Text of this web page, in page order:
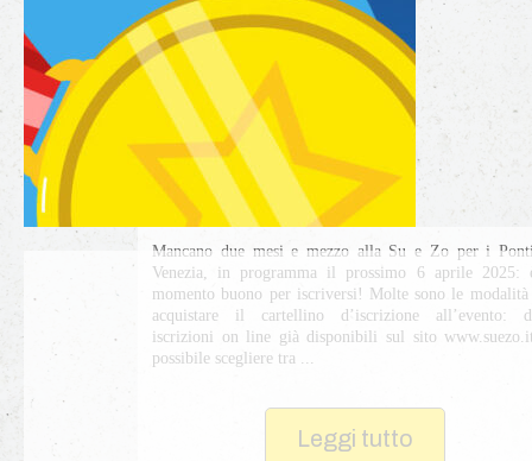
Mancano due mesi e mezzo alla Su e Zo per i
Venezia, in programma il prossimo 6 aprile 2025:
momento buono per iscriversi! Molte sono le modalità
acquistare il cartellino d’iscrizione all’evento:
iscrizioni on line già disponibili sul sito
possibile scegliere tra ...
Leggi tutto